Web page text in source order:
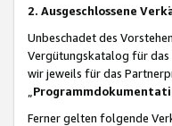
2. Ausgeschlossene
Unbeschadet des
Vergütungskatalog für das
wir jeweils für das
Ferner gelten folgende